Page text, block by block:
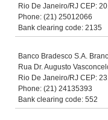
Rio De Janeiro/RJ CEP:
Phone: (21) 25012066
Bank clearing code: 2135
Banco Bradesco S.A.
Rua Dr. Augusto
Rio De Janeiro/RJ CEP:
Phone: (21) 24135393
Bank clearing code: 552